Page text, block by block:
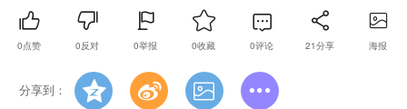
0点赞 0反对 0举报 0收藏 0评论 21分享 海报
分享到：